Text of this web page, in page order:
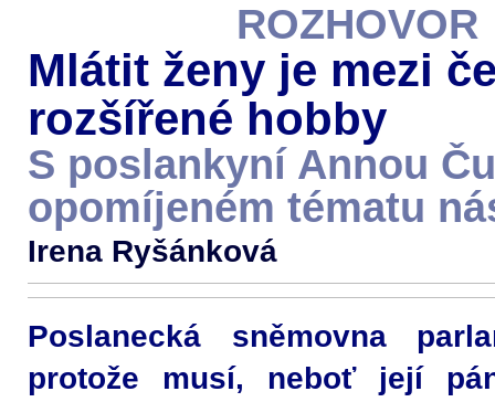
ROZHOVOR
Mlátit ženy je mezi
rozšířené hobby
S poslankyní Annou
opomíjeném tématu
Irena Ryšánková
Poslanecká sněmovna
protože musí, neboť její